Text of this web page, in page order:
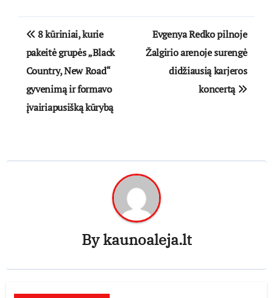
Navigacija
tarp
įrašų
8 kūriniai, kurie
pakeitė grupės „Black
Country, New Road“
gyvenimą ir formavo
įvairiapusišką kūrybą
Evgenya Redko pilnoje
Žalgirio arenoje surengė
didžiausią karjeros
koncertą
Bykaunoaleja.lt